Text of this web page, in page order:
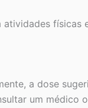
físicas
a dose
um médico